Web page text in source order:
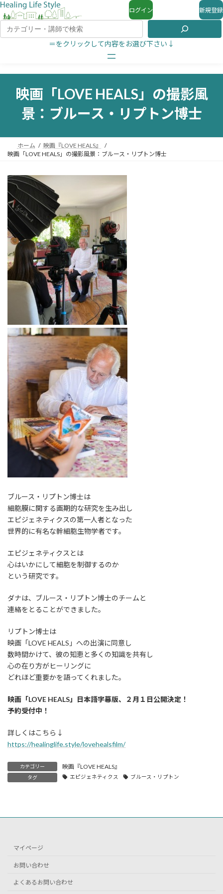
ログイン 新規登録
＝をクリックして内容をお選び下さい↓
映画「LOVE HEALS」の撮影風
景：ブルース・リプトン博士
ホーム
映画『LOVE HEALS』
映画「LOVE HEALS」の撮影風景：ブルース・リプトン博士
ブルース・リプトン博士は
細胞膜に関する画期的な研究を生み出し
エピジェネティクスの第一人者となった
世界的に有名な幹細胞生物学者です。
エピジェネティクスとは
心はいかにして細胞を制御するのか
という研究です。
ダナは、ブルース・リプトン博士のチームと
連絡をとることができました。
リプトン博士は
映画「LOVE HEALS」への出演に同意し
数時間かけて、彼の知恵と多くの知識を共有し
心の在り方がヒーリングに
どれほど重要かを語ってくれました。
映画「LOVE HEALS」日本語字幕版、２月１日公開決定！
予約受付中！
詳しくはこちら↓
https://healinglife.style/lovehealsfilm/
カテゴリー 映画『LOVE HEALS』
タグ エピジェネティクス ブルース・リプトン
マイページ
お問い合わせ
よくあるお問い合わせ